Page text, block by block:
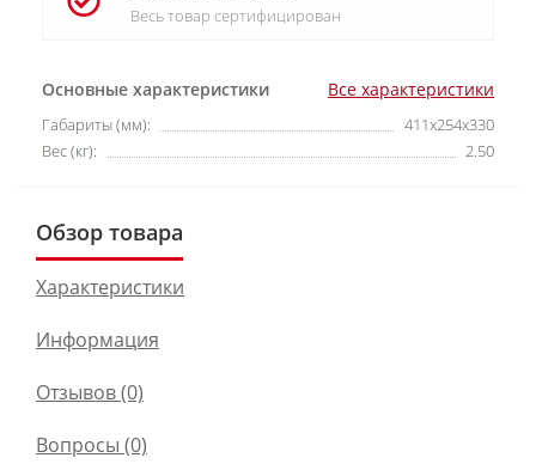
Основные характеристики Все характеристики
Габариты (мм):
411x254x330
Вес (кг):
2.50
Весь товар сертифицирован
Обзор товара
Характеристики
Информация
Отзывов (0)
Вопросы (0)